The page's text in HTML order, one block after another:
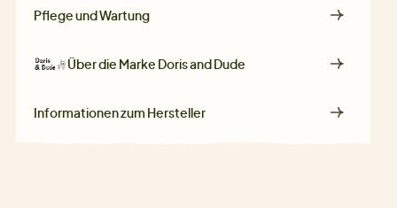
Pflege und Wartung
Über die Marke Doris and Dude
Informationen zum Hersteller